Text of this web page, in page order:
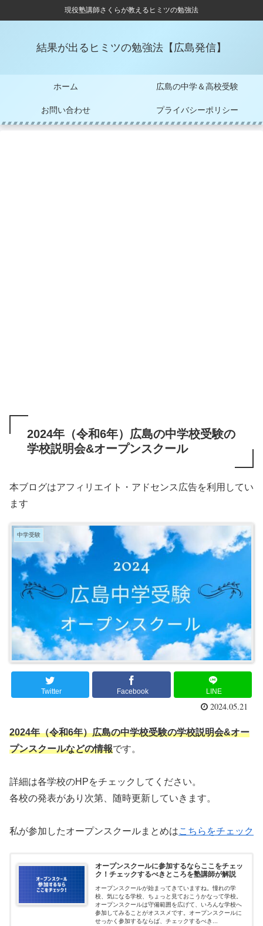
現役塾講師さくらが教えるヒミツの勉強法
結果が出るヒミツの勉強法【広島発信】
ホーム 広島の中学＆高校受験
お問い合わせ プライバシーポリシー
2024年（令和6年）広島の中学校受験の
学校説明会&オープンスクール
本ブログはアフィリエイト・アドセンス広告を利用してい
ます
中学受験
Twitter Facebook LINE
2024.05.21
2024年（令和6年）広島の中学校受験の学校説明会&オー
プンスクールなどの情報です。
詳細は各学校のHPをチェックしてください。
各校の発表があり次第、随時更新していきます。
私が参加したオープンスクールまとめはこちらをチェック
オープンスクールに参加するならここをチェッ
ク！チェックするべきところを塾講師が解説
オープンスクールが始まってきていますね。憧れの学
校、気になる学校、ちょっと見ておこうかなって学校。
オープンスクールは守備範囲を広げて、いろんな学校へ
参加してみることがオススメです。オープンスクールに
せっかく参加するならば、チェックするべき...